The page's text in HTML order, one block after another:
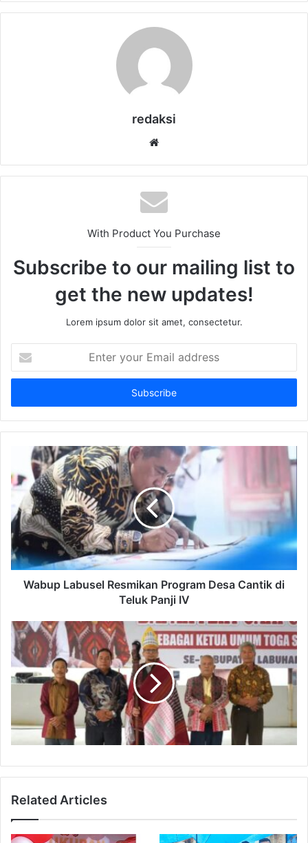
redaksi
With Product You Purchase
Subscribe to our mailing list to
get the new updates!
Lorem ipsum dolor sit amet, consectetur.
your
Email
Wabup Labusel Resmikan Program Desa Cantik di
Teluk Panji IV
Related Articles